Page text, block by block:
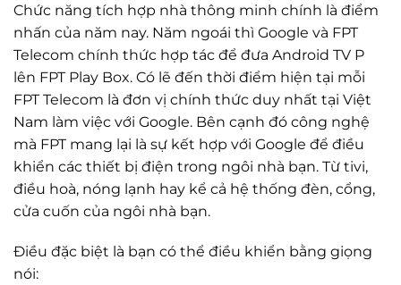
Chức năng tích hợp nhà thông minh chính là điểm
nhấn của năm nay. Năm ngoái thì Google và FPT
Telecom chính thức hợp tác để đưa Android TV P
lên FPT Play Box. Có lẽ đến thời điểm hiện tại mỗi
FPT Telecom là đơn vị chính thức duy nhất tại Việt
Nam làm việc với Google. Bên cạnh đó công nghệ
mà FPT mang lại là sự kết hợp với Google để điều
khiển các thiết bị điện trong ngôi nhà bạn. Từ tivi,
điều hoà, nóng lạnh hay kể cả hệ thống đèn, cổng,
cửa cuốn của ngôi nhà bạn.
Điều đặc biệt là bạn có thể điều khiển bằng giọng
nói: